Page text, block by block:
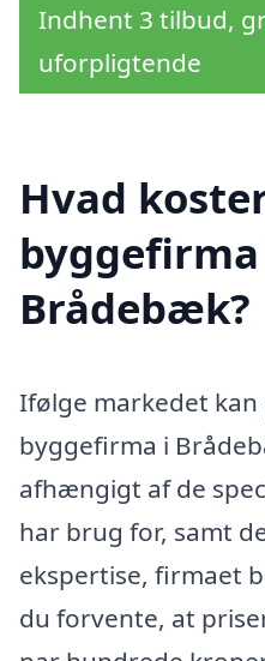
Indhent 3 tilbud,
uforpligtende
Hvad
Brådebæk?
Ifølge markedet kan
byggefirma i
afhængigt af de
har brug for, samt
ekspertise, firmaet
du forvente, at